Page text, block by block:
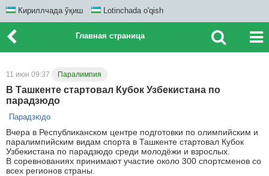
Кириллчада ўқиш Lotinchada o'qish
Главная страница
11 июн 09:37 Паралимпия
В Ташкенте стартовал Кубок Узбекистана по
парадзюдо
Парадзюдо
Вчера в Республиканском центре подготовки по олимпийским и
паралимпийским видам спорта в Ташкенте стартовал Кубок
Узбекистана по парадзюдо среди молодёжи и взрослых.
В соревнованиях принимают участие около 300 спортсменов со
всех регионов страны.